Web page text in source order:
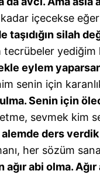
içecekse
taşıdığın silah
yediğim
eylem
senin için
Senin için
sevmek kim
alemde ders
her sözüm sana
ağır abi olma.